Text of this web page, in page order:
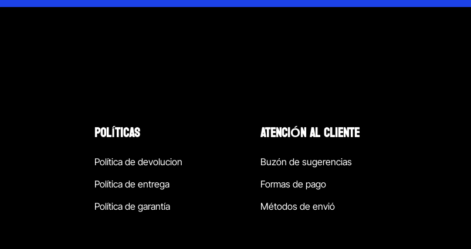
POLÍTICAS
Política de devolucion
Política de entrega
Política de garantía
ATENCIÓN AL CLIENTE
Buzón de sugerencias
Formas de pago
Métodos de envió